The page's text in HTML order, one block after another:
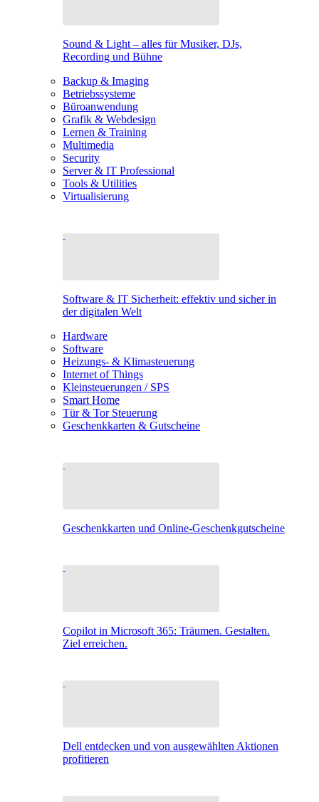
Sound & Light – alles für Musiker, DJs,
Recording und Bühne
Backup & Imaging
Betriebssysteme
Büroanwendung
Grafik & Webdesign
Lernen & Training
Multimedia
Security
Server & IT Professional
Tools & Utilities
Virtualisierung
Software & IT Sicherheit: effektiv und sicher in
der digitalen Welt
Hardware
Software
Heizungs- & Klimasteuerung
Internet of Things
Kleinsteuerungen / SPS
Smart Home
Tür & Tor Steuerung
Geschenkkarten & Gutscheine
Geschenkkarten und Online-Geschenkgutscheine
Copilot in Microsoft 365: Träumen. Gestalten.
Ziel erreichen.
Dell entdecken und von ausgewählten Aktionen
profitieren